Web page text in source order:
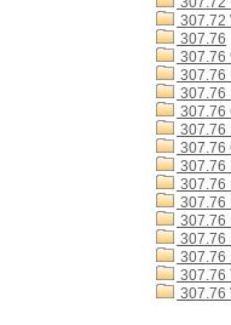
307.72
307.76
307.76
307.76
307.76
307.76
307.76
307.76
307.76
307.76
307.76
307.76
307.76
307.76
307.76
307.76